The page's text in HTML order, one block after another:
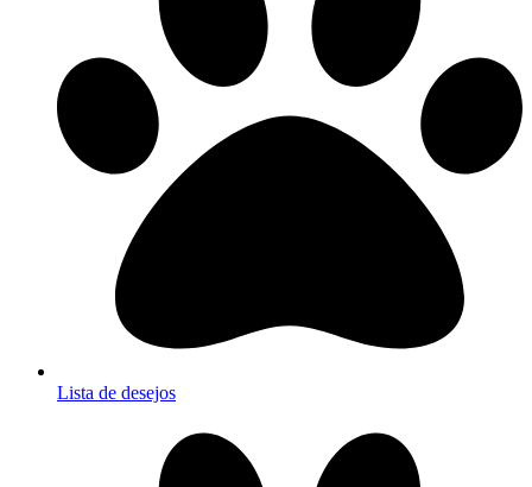
Lista de desejos